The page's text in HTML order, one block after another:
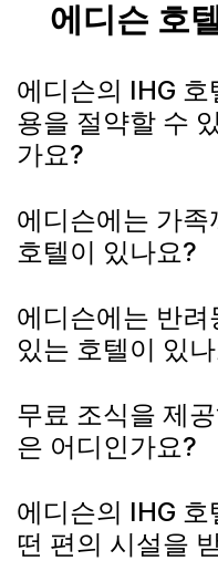
에디슨 호
에디슨의 IHG
용을 절약할 수
가요?
에디슨에는 가
호텔이 있나요?
에디슨에는 반
있는 호텔이 있
무료 조식을 제
은 어디인가요?
에디슨의 IHG
떤 편의 시설을